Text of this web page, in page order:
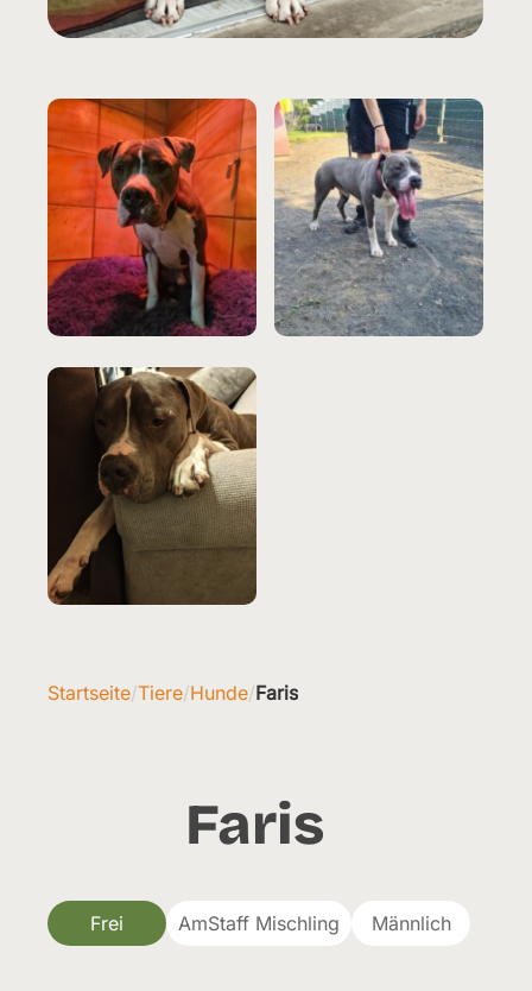
Startseite/Tiere/Hunde/Faris
Faris
Frei AmStaff Mischling Männlich